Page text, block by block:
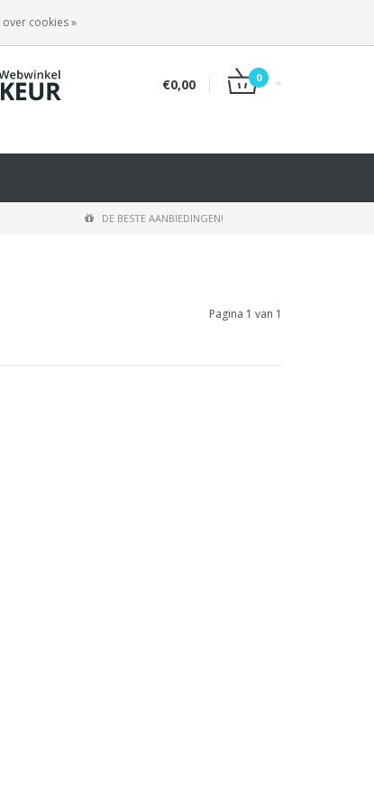
€0,00 0
DE BESTE AANBIEDINGEN!
Pagina 1 van 1
over cookies »